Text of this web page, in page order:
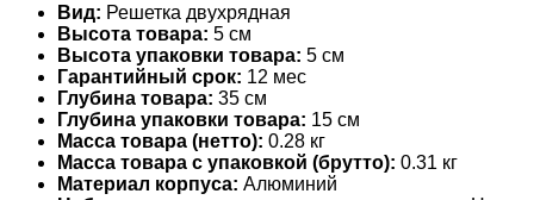
Вид: Решетка двухрядная
Высота товара: 5 см
Высота упаковки товара: 5 см
Гарантийный срок: 12 мес
Глубина товара: 35 см
Глубина упаковки товара: 15 см
Масса товара (нетто): 0.28 кг
Масса товара с упаковкой (брутто): 0.31 кг
Материал корпуса: Алюминий